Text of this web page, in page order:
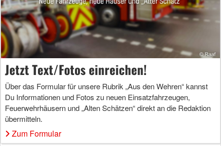
Jetzt Text/Fotos einreichen!
Über das Formular für unsere Rubrik „Aus den Wehren“ kannst
Du Informationen und Fotos zu neuen Einsatzfahrzeugen,
Feuerwehrhäusern und „Alten Schätzen“ direkt an die Redaktion
übermitteln.
Zum Formular